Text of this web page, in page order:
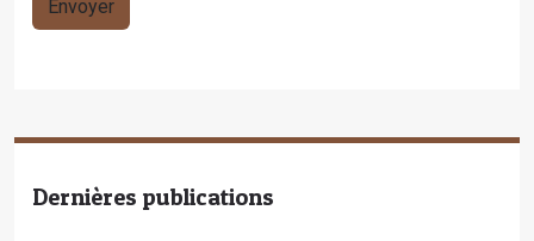
Dernières publications